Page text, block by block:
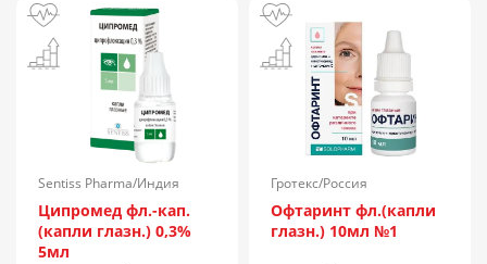
Sentiss Pharma/Индия
Ципромед фл.-кап.
(капли глазн.) 0,3%
5мл
Гротекс/Россия
Офтаринт фл.(капли
глазн.) 10мл №1